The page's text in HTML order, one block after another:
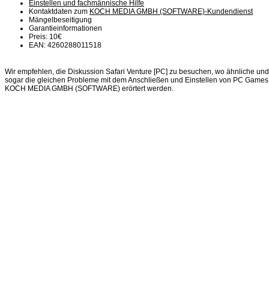
Einstellen und fachmännische Hilfe
Kontaktdaten zum KOCH MEDIA GMBH (SOFTWARE)-Kundendienst
Mängelbeseitigung
Garantieinformationen
Preis: 10€
EAN: 4260288011518
Wir empfehlen, die Diskussion Safari Venture [PC] zu besuchen, wo ähnliche und
sogar die gleichen Probleme mit dem Anschließen und Einstellen von PC Games
KOCH MEDIA GMBH (SOFTWARE) erörtert werden.